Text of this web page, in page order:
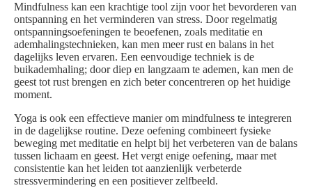
Mindfulness kan een krachtige tool zijn voor het bevorderen van
ontspanning en het verminderen van stress. Door regelmatig
ontspanningsoefeningen te beoefenen, zoals meditatie en
ademhalingstechnieken, kan men meer rust en balans in het
dagelijks leven ervaren. Een eenvoudige techniek is de
buikademhaling; door diep en langzaam te ademen, kan men de
geest tot rust brengen en zich beter concentreren op het huidige
moment.
Yoga is ook een effectieve manier om mindfulness te integreren
in de dagelijkse routine. Deze oefening combineert fysieke
beweging met meditatie en helpt bij het verbeteren van de balans
tussen lichaam en geest. Het vergt enige oefening, maar met
consistentie kan het leiden tot aanzienlijk verbeterde
stressvermindering en een positiever zelfbeeld.